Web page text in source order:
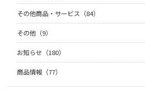
その他商品・サービス（84）
その他（9）
お知らせ（180）
商品情報（77）